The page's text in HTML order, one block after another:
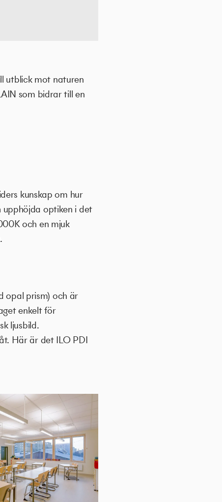
utblick mot naturen
som bidrar till en
kunskap om hur
optiken i det
och en mjuk
opal prism) och är
enkelt för
ljusbild.
Här är det ILO PDI